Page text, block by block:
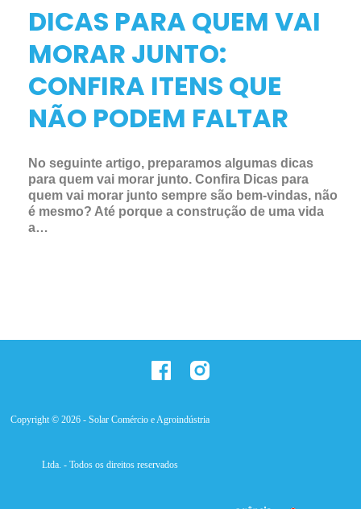
DICAS PARA QUEM VAI
MORAR JUNTO:
CONFIRA ITENS QUE
NÃO PODEM FALTAR
No seguinte artigo, preparamos algumas dicas
para quem vai morar junto. Confira Dicas para
quem vai morar junto sempre são bem-vindas, não
é mesmo? Até porque a construção de uma vida
a…
Copyright © 2026 - Solar Comércio e Agroindústria
Ltda. - Todos os direitos reservados